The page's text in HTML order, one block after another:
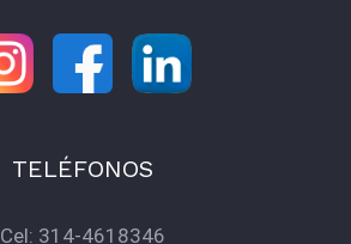
TELÉFONOS
Cel: 314-4618346